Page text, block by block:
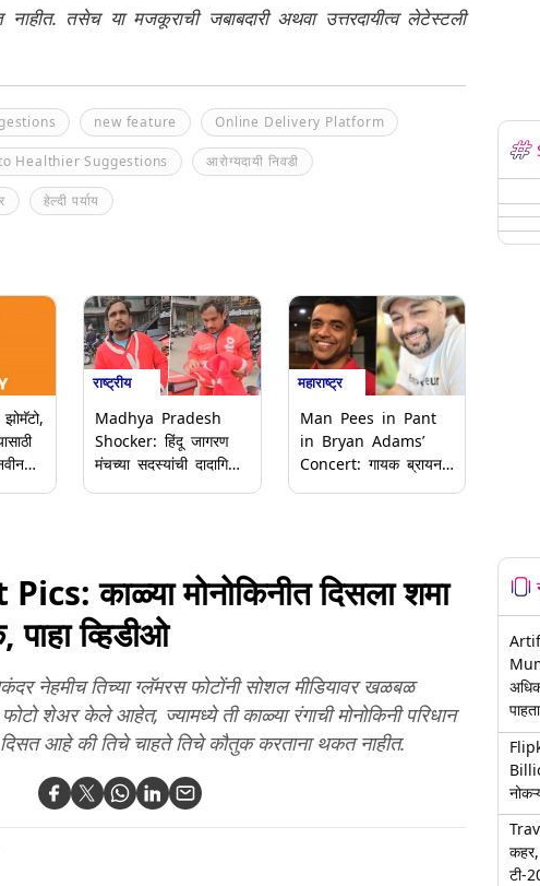
नाहीत. तसेच या मजकूराची जबाबदारी अथवा उत्तरदायीत्व लेटेस्टली
new feature Online Delivery Platform
Healthier Suggestions आरोग्यदायी निवडी
हेल्दी पर्याय
राष्ट्रीय
Madhya Pradesh
Shocker: हिंदू जागरण
मंचच्या सदस्यांची दादागिरी;
महाराष्ट्र
Man Pees in Pant
in Bryan Adams’
Concert: गायक ब्रायन
खराब व्यवस्थापनाबद्दल
फटकारले
काळ्या मोनोकिनीत दिसला शमा
व्हिडीओ
नेहमीच तिच्या ग्लॅमरस फोटोंनी सोशल मीडियावर खळबळ
शेअर केले आहेत, ज्यामध्ये ती काळ्या रंगाची मोनोकिनी परिधान
आहे की तिचे चाहते तिचे कौतुक करताना थकत नाहीत.
टी-